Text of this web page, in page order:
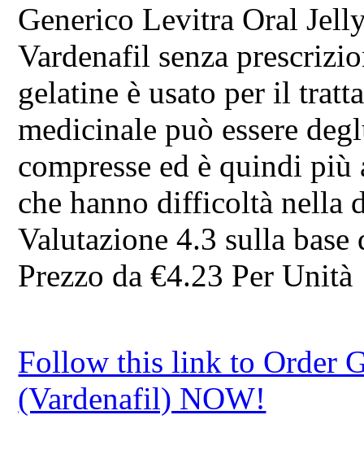
Generico Levitra Oral
Vardenafil senza
gelatine è usato per il
medicinale può essere
compresse ed è quindi
che hanno difficoltà nella
Valutazione4.3 sulla
Prezzo da€4.23 Per Unità
Follow this link to Order
(Vardenafil) NOW!